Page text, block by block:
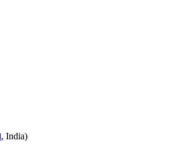
, India)